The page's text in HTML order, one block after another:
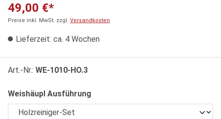
49,00 €*
Preise inkl. MwSt. zzgl. Versandkosten
Lieferzeit: ca. 4 Wochen
Art.-Nr.: WE-1010-HO.3
Weishäupl Ausführung